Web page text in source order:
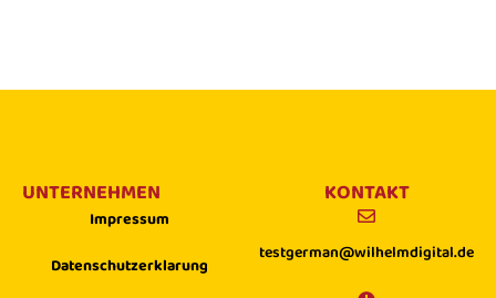
UNTERNEHMEN
Impressum
Datenschutzerklarung
KONTAKT
testgerman@wilhelmdigital.de